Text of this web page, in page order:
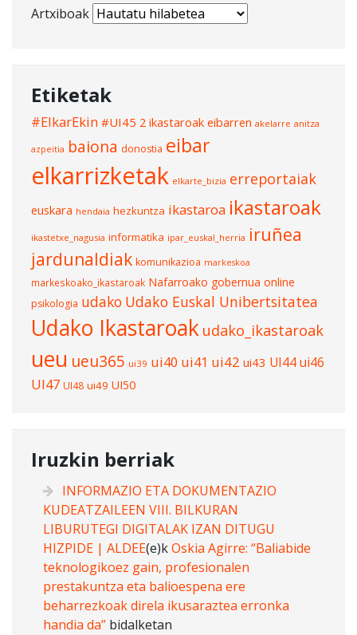
Artxiboak
Etiketak
#ElkarEkin #UI45 2 ikastaroak eibarren akelarre anitza
azpeitia baiona donostia eibar
elkarrizketak elkarte_bizia erreportaiak
euskara hendaia hezkuntza ikastaroa ikastaroak
ikastetxe_nagusia informatika ipar_euskal_herria iruñea
jardunaldiak komunikazioa markeskoa
markeskoako_ikastaroak Nafarroako gobernua online
psikologia udako Udako Euskal Unibertsitatea
Udako Ikastaroak udako_ikastaroak
ueu ueu365 ui39 ui40 ui41 ui42 ui43 UI44ui46
UI47 UI48 ui49 UI50
Iruzkin berriak
INFORMAZIO ETA DOKUMENTAZIO
KUDEATZAILEEN VIII. BILKURAN
LIBURUTEGI DIGITALAK IZAN DITUGU
HIZPIDE | ALDEE(e)kOskia Agirre: “Baliabide
teknologikoez gain, profesionalen
prestakuntza eta balioespena ere
beharrezkoak direla ikusaraztea erronka
handia da” bidalketan